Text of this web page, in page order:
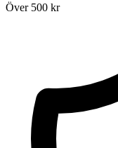
Över 500 kr